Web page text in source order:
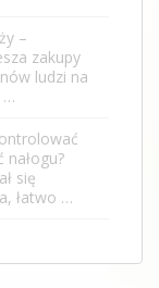
–
zakupy
ludzi na
…
nałogu?
się
łatwo …